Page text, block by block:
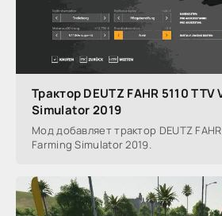
Трактор DEUTZ FAHR 5110
Simulator 2019
Мод добавляет трактор DEUTZ
Farming Simulator 2019.